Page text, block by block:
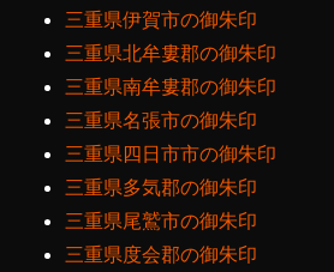
三重県伊賀市の御朱印
三重県北牟婁郡の御朱印
三重県南牟婁郡の御朱印
三重県名張市の御朱印
三重県四日市市の御朱印
三重県多気郡の御朱印
三重県尾鷲市の御朱印
三重県度会郡の御朱印